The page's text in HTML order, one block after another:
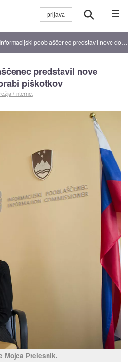
☰
Informacijski pooblaščenec predstavil nove dobre prakse pri uporabi piškotkov
predstavil nove
piškotkov
/ internet
Mojca Prelesnik.